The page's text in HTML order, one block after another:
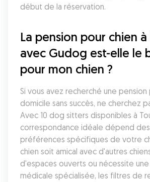
début de la réservation.
La pension pour chien à
avec Gudog est-elle le
pour mon chien ?
Si vous avez recherché une pension
domicile sans succès, ne cherchez
Avec 10 dog sitters disponibles à
correspondance idéale dépend
préférences spécifiques de votre
chien soit amical avec d'autres
d'espaces ouverts ou nécessite
médicale spécialisée, les filtres de